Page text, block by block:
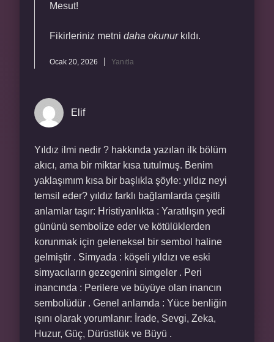
Mesut!
Fikirleriniz metni daha okunurkıldı.
Ocak 20, 2026 Yanıtla
Elif
Yıldız ilmi nedir ? hakkında yazılan ilk bölüm
akıcı, ama bir miktar kısa tutulmuş. Benim
yaklaşımım kısa bir başlıkla şöyle: yıldız neyi
temsil eder? yıldız farklı bağlamlarda çeşitli
anlamlar taşır: Hristiyanlıkta : Yaratılışın yedi
gününü sembolize eder ve kötülüklerden
korunmak için geleneksel bir sembol haline
gelmiştir . Simyada : köşeli yıldızı ve eski
simyacıların gezegenini simgeler . Peri
inancında : Perilere ve büyüye olan inancın
sembolüdür . Genel anlamda : Yüce benliğin
ışını olarak yorumlanır: İrade, Sevgi, Zeka,
Huzur, Güç, Dürüstlük ve Büyü .